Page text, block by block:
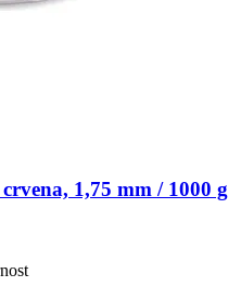
1,75 mm / 1000 g